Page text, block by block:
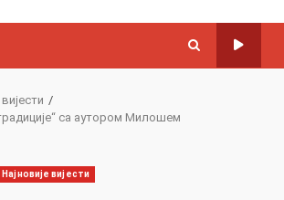
са аутором Милошем
Најновије вијести